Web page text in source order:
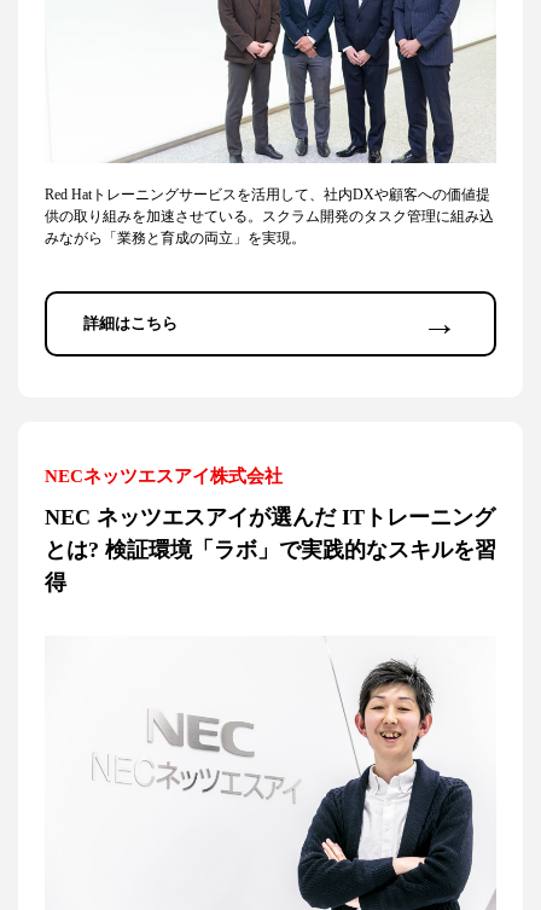
Red Hatトレーニングサービスを活用して、社内DXや顧客への価値提
供の取り組みを加速させている。スクラム開発のタスク管理に組み込
みながら「業務と育成の両立」を実現。
詳細はこちら →
NECネッツエスアイ株式会社
NEC ネッツエスアイが選んだ ITトレーニング
とは? 検証環境「ラボ」で実践的なスキルを習
得